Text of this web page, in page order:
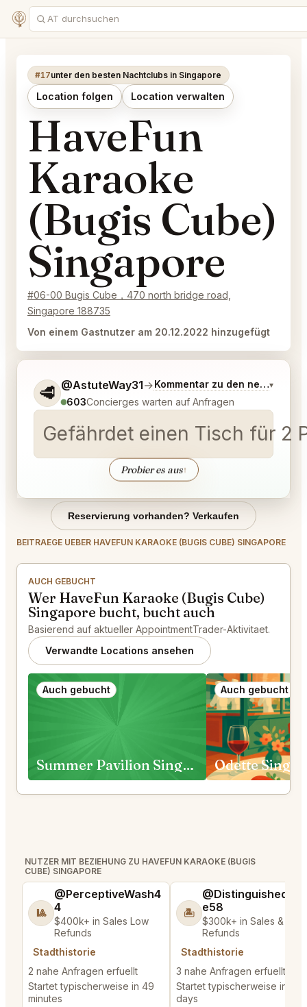
#17unter den besten Nachtclubs in Singapore
Location folgen Location verwalten
HaveFun
Karaoke
(Bugis Cube)
Singapore
#06-00 Bugis Cube，470 north bridge road,
Singapore 188735
Von einem Gastnutzer am 20.12.2022 hinzugefügt
🥩 @AstuteWay31→Kommentar zu den neuesten
▾
603Concierges warten auf Anfragen
Gefährdet einen Tisch für 2
Probier es aus↑
Sag mir noch etwas genauer, was du möchtest.
Reservierung vorhanden? Verkaufen
BEITRAEGE UEBER HAVEFUN KARAOKE (BUGIS CUBE) SINGAPORE
AUCH GEBUCHT
Wer HaveFun Karaoke (Bugis Cube)
Singapore bucht, bucht auch
Basierend auf aktueller AppointmentTrader-Aktivitaet.
Verwandte Locations ansehen
Auch gebucht
Summer Pavilion Singapore
Auch gebucht
Odette
NUTZER MIT BEZIEHUNG ZU HAVEFUN KARAOKE (BUGIS
CUBE) SINGAPORE
🎱
@PerceptiveWash4
4
$400k+ in Sales Low
Refunds
Stadthistorie
2 nahe Anfragen erfuellt
Startet typischerweise in 49
minutes
🏝️
@DistinguishedTre
e58
$300k+ in Sales & Low
Refunds
Stadthistorie
3 nahe Anfragen erfuellt
Startet typischerweise in 5
days